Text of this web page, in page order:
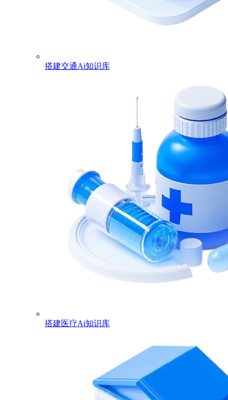
搭建交通Ai知识库
搭建医疗Ai知识库